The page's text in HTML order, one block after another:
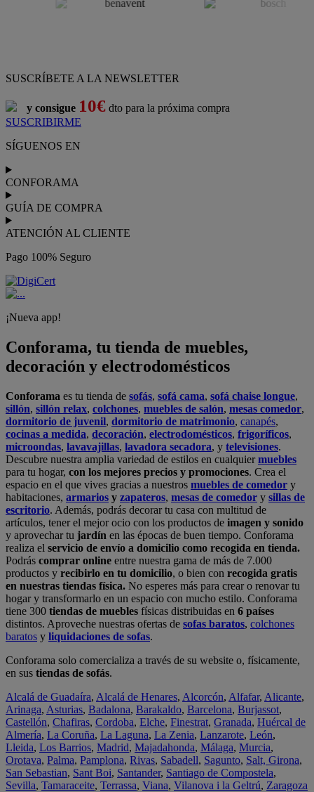
SUSCRÍBETE A LA NEWSLETTER
y consigue 10€ dto para la próxima compra
SUSCRIBIRME
SÍGUENOS EN
CONFORAMA
GUÍA DE COMPRA
ATENCIÓN AL CLIENTE
Pago 100% Seguro
¡Nueva app!
Conforama, tu tienda de muebles,
decoración y electrodomésticos
Conforama es tu tienda de sofás, sofá cama, sofá chaise longue,
sillón, sillón relax, colchones, muebles de salón, mesas comedor,
dormitorio de juvenil, dormitorio de matrimonio, canapés,
cocinas a medida, decoración, electrodomésticos, frigoríficos,
microondas, lavavajillas, lavadora secadora, y televisiones.
Descubre nuestra amplia variedad de estilos en cualquiermuebles
para tu hogar, con los mejores precios y promociones. Crea el
espacio en el que vives gracias a nuestros muebles de comedor y
habitaciones, armarios y zapateros, mesas de comedor y sillas de
escritorio. Además, podrás decorar tu casa con multitud de
artículos, tener el mejor ocio con los productos de imagen y sonido
y aprovechar tu jardín en las épocas de buen tiempo. Conforama
realiza el servicio de envío a domicilio como recogida en tienda.
Podrás comprar online entre nuestra gama de más de 7.000
productos y recibirlo en tu domicilio, o bien con recogida gratis
en nuestras tiendas física. No esperes más para crear o renovar tu
hogar y transformarlo en un espacio con mucho estilo. Conforama
tiene 300 tiendas de muebles físicas distribuidas en 6 países
distintos. Aproveche nuestras ofertas de sofas baratos, colchones
baratos y liquidaciones de sofas.
Conforama solo comercializa a través de su website o, físicamente,
en sus tiendas de sofás.
Alcalá de Guadaíra, Alcalá de Henares, Alcorcón, Alfafar, Alicante,
Arinaga, Asturias, Badalona, Barakaldo, Barcelona, Burjassot,
Castellón, Chafiras, Cordoba, Elche, Finestrat, Granada, Huércal de
Almería, La Coruña, La Laguna, La Zenia, Lanzarote, León,
Lleida, Los Barrios, Madrid, Majadahonda, Málaga, Murcia,
Orotava, Palma, Pamplona, Rivas, Sabadell, Sagunto, Salt, Girona,
San Sebastian, Sant Boi, Santander, Santiago de Compostela,
Sevilla, Tamaraceite, Terrassa, Viana, Vilanova i la Geltrú, Zaragoza